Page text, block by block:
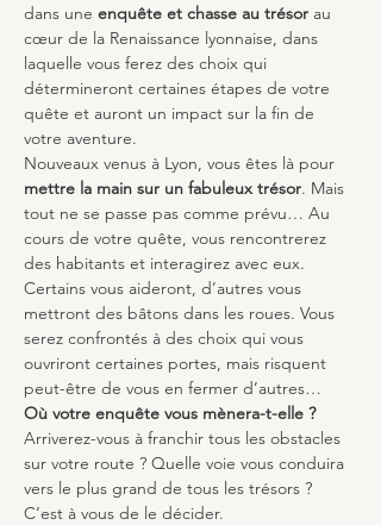
dans une enquête et chasse au trésor au
cœur de la Renaissance lyonnaise, dans
laquelle vous ferez des choix qui
détermineront certaines étapes de votre
quête et auront un impact sur la fin de
votre aventure.
Nouveaux venus à Lyon, vous êtes là pour
mettre la main sur un fabuleux trésor. Mais
tout ne se passe pas comme prévu… Au
cours de votre quête, vous rencontrerez
des habitants et interagirez avec eux.
Certains vous aideront, d’autres vous
mettront des bâtons dans les roues. Vous
serez confrontés à des choix qui vous
ouvriront certaines portes, mais risquent
peut-être de vous en fermer d’autres…
Où votre enquête vous mènera-t-elle ?
Arriverez-vous à franchir tous les obstacles
sur votre route ? Quelle voie vous conduira
vers le plus grand de tous les trésors ?
C’est à vous de le décider.